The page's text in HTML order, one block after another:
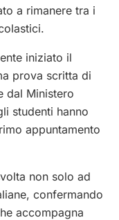
a rimanere tra i
iniziato il
prova scritta di
dal Ministero
studenti hanno
appuntamento
non solo ad
confermando
accompagna